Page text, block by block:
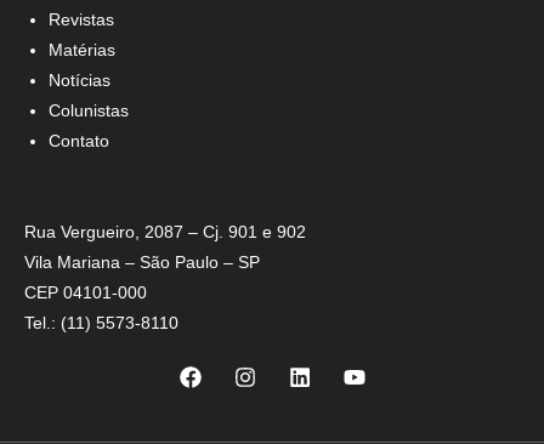
Revistas
Matérias
Notícias
Colunistas
Contato
Rua Vergueiro, 2087 – Cj. 901 e 902
Vila Mariana – São Paulo – SP
CEP 04101-000
Tel.: (11) 5573-8110